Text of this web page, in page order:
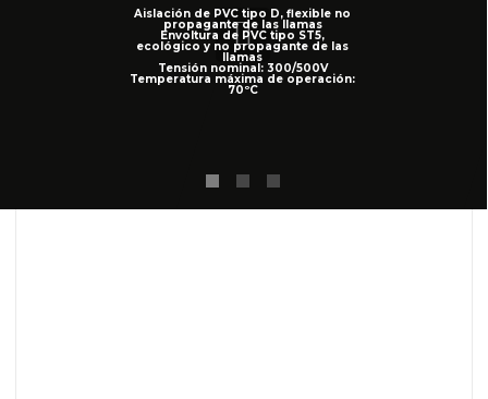
Aislación de PVC tipo D, flexible no
propagante de las llamas
Envoltura de PVC tipo ST5,
ecológico y no propagante de las
llamas
Tensión nominal: 300/500V
Temperatura máxima de operación:
70ºC